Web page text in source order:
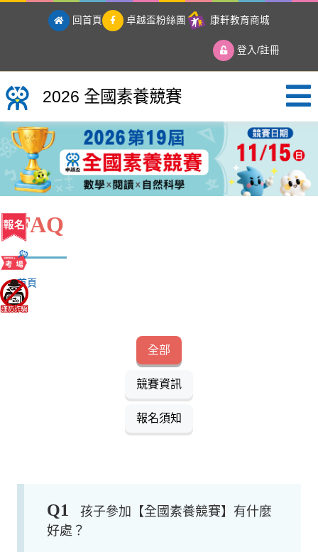
回首頁 卓越盃粉絲團 康軒教育商城
登入/註冊
2026 全國素養競賽
2026 全國素養競賽
FAQ
首頁
全部
競賽資訊
報名須知
Q1
孩子參加【全國素養競賽】有什麼
好處？